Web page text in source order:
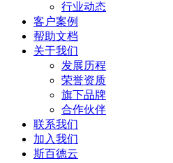
行业动态
客户案例
帮助文档
关于我们
发展历程
荣誉资质
旗下品牌
合作伙伴
联系我们
加入我们
斯百德云